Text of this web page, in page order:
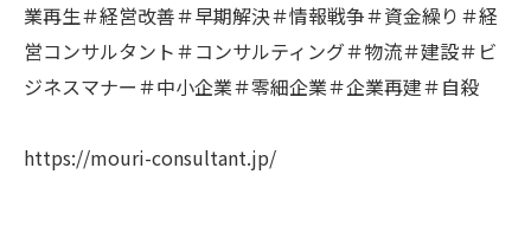
業再生＃経営改善＃早期解決＃情報戦争＃資金繰り＃経
営コンサルタント＃コンサルティング＃物流＃建設＃ビ
ジネスマナー＃中小企業＃零細企業＃企業再建＃自殺
https://mouri-consultant.jp/